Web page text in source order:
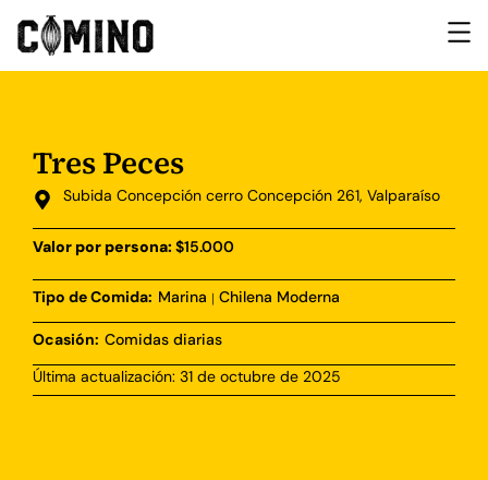
Tres Peces
Subida Concepción cerro Concepción 261, Valparaíso
Valor por persona: $15.000
Tipo de Comida: Marina | Chilena Moderna
Ocasión: Comidas diarias
Última actualización: 31 de octubre de 2025